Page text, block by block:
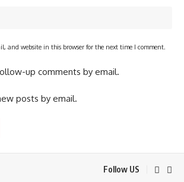
and website in this browser for the next time I comment.
up comments by email.
posts by email.
Follow US